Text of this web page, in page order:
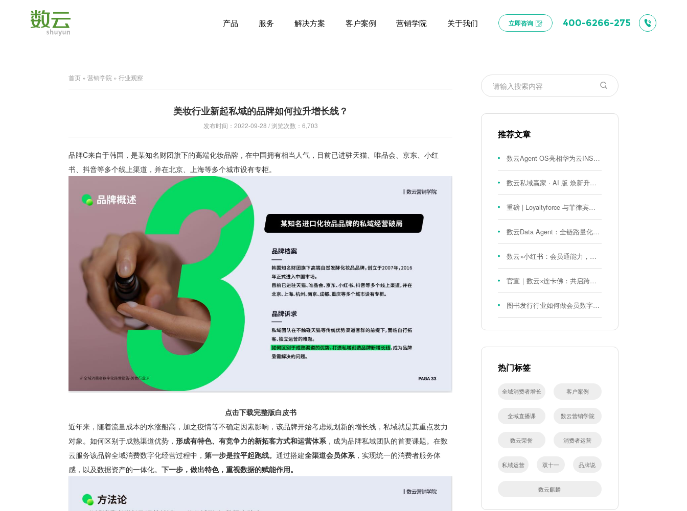
产品 服务 解决方案 客户案例 营销学院 关于我们 立即咨询 400-6266-275
首页 »营销学院 »行业观察
美妆行业新起私域的品牌如何拉升增长线？
发布时间：2022-09-28 / 浏览次数：6,703
品牌C来自于韩国，是某知名财团旗下的高端化妆品牌，在中国拥有相当人气，目前已进驻天猫、唯品会、京东、小红
书、抖音等多个线上渠道，并在北京、上海等多个城市设有专柜。
点击下载完整版白皮书
近年来，随着流量成本的水涨船高，加之疫情等不确定因素影响，该品牌开始考虑规划新的增长线，私域就是其重点发力
对象。如何区别于成熟渠道优势，形成有特色、有竞争力的新拓客方式和运营体系，成为品牌私域团队的首要课题。在数
云服务该品牌全域消费数字化经营过程中，第一步是拉平起跑线。通过搭建全渠道会员体系，实现统一的消费者服务体
感，以及数据资产的一体化。下一步，做出特色，重视数据的赋能作用。
推荐文章
数云Agent OS亮相华为云INSPIRE创想者大会：以AI重构消费者运营与零售营销新范式
数云私域赢家 · AI 版 焕新升级！
重磅 | Loyaltyforce 与菲律宾零售巨头 SM 集团达成战略合作，携手开启 SMAC 会员数智化运营新征程
数云Data Agent：全链路量化评测体系，炼就零售数据分析精准力
数云×小红书：会员通能力，重磅发布！
官宣｜数云×连卡佛：共启跨境会员运营新征程，重塑消费联结新体验
图书发行行业如何做会员数字化?河南新华书店给打了个样！
热门标签
全域消费者增长 客户案例
全域直播课 数云营销学院
数云荣誉 消费者运营
私域运营 双十一 品牌说
数云麒麟